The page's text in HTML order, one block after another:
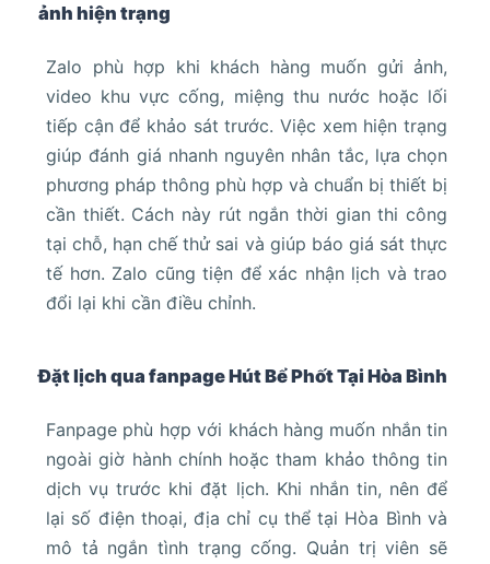
ảnh hiện trạng
Zalo phù hợp khi khách hàng muốn gửi ảnh,
video khu vực cống, miệng thu nước hoặc lối
tiếp cận để khảo sát trước. Việc xem hiện trạng
giúp đánh giá nhanh nguyên nhân tắc, lựa chọn
phương pháp thông phù hợp và chuẩn bị thiết bị
cần thiết. Cách này rút ngắn thời gian thi công
tại chỗ, hạn chế thử sai và giúp báo giá sát thực
tế hơn. Zalo cũng tiện để xác nhận lịch và trao
đổi lại khi cần điều chỉnh.
Đặt lịch qua fanpage Hút Bể Phốt Tại Hòa Bình
Fanpage phù hợp với khách hàng muốn nhắn tin
ngoài giờ hành chính hoặc tham khảo thông tin
dịch vụ trước khi đặt lịch. Khi nhắn tin, nên để
lại số điện thoại, địa chỉ cụ thể tại Hòa Bình và
mô tả ngắn tình trạng cống. Quản trị viên sẽ